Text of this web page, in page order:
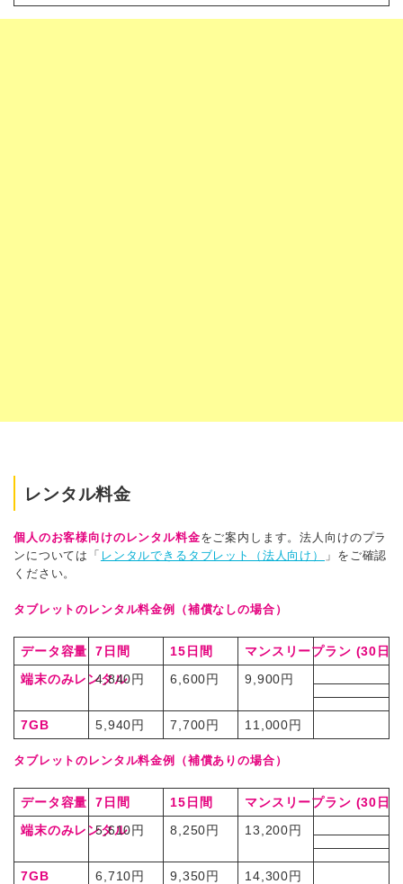
レンタル料金
個人のお客様向けのレンタル料金をご案内します。法人向けのプラ
ンについては「 レンタルできるタブレット（法人向け）
」をご確認
ください。
タブレットのレンタル料金例（補償なしの場合）
データ容量 7日間 15日間 マンスリープラン (30日
端末のみレンタル
4,840円 6,600円 9,900円
7GB 5,940円 7,700円 11,000円
タブレットのレンタル料金例（補償ありの場合）
データ容量 7日間 15日間 マンスリープラン (30日
端末のみレンタル
5,610円 8,250円 13,200円
7GB 6,710円 9,350円 14,300円